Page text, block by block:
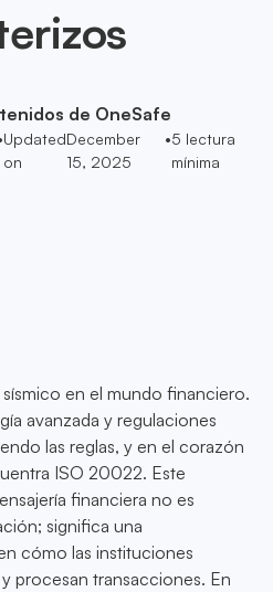
de OneSafe
Updated
on
December
15, 2025
•5 lectura
mínima
en el mundo financiero.
avanzada y regulaciones
las reglas, y en el corazón
ISO 20022. Este
financiera no es
significa una
cómo las instituciones
procesan transacciones. En